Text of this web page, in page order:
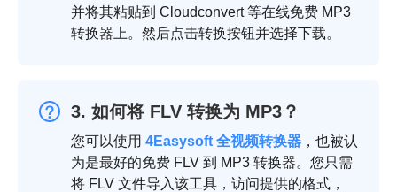
并将其粘贴到 Cloudconvert 等在线免费 MP3
转换器上。然后点击转换按钮并选择下载。
3. 如何将 FLV 转换为 MP3？
您可以使用 4Easysoft 全视频转换器 ，也被认
为是最好的免费 FLV 到 MP3 转换器。您只需
将 FLV 文件导入该工具，访问提供的格式，